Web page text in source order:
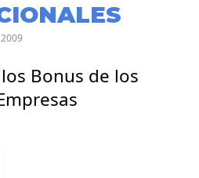
Bonus de los